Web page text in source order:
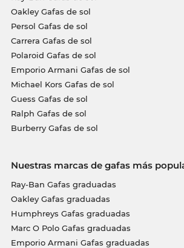
Oakley Gafas de sol
Persol Gafas de sol
Carrera Gafas de sol
Polaroid Gafas de sol
Emporio Armani Gafas de sol
Michael Kors Gafas de sol
Guess Gafas de sol
Ralph Gafas de sol
Burberry Gafas de sol
Nuestras marcas de gafas más
Ray-Ban Gafas graduadas
Oakley Gafas graduadas
Humphreys Gafas graduadas
Marc O Polo Gafas graduadas
Emporio Armani Gafas graduadas